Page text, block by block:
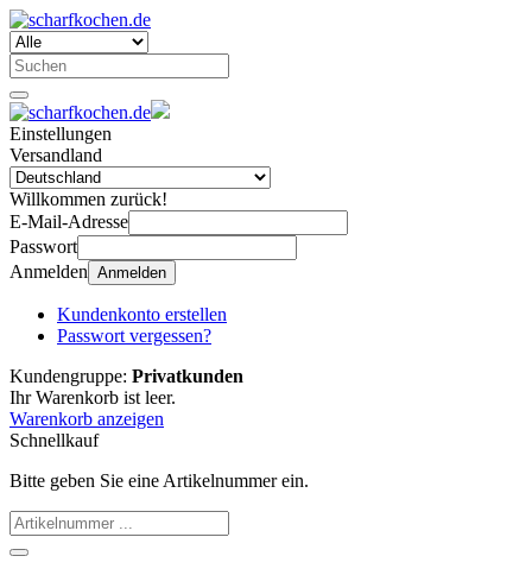
Einstellungen
Versandland
Willkommen zurück!
E-Mail-Adresse
Passwort
Anmelden Anmelden
Kundenkonto erstellen
Passwort vergessen?
Kundengruppe: Privatkunden
Ihr Warenkorb ist leer.
Warenkorb anzeigen
Schnellkauf
Bitte geben Sie eine Artikelnummer ein.